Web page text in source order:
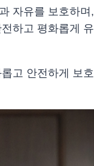
자유를 보호하며,
하고 평화롭게 유
고 안전하게 보호